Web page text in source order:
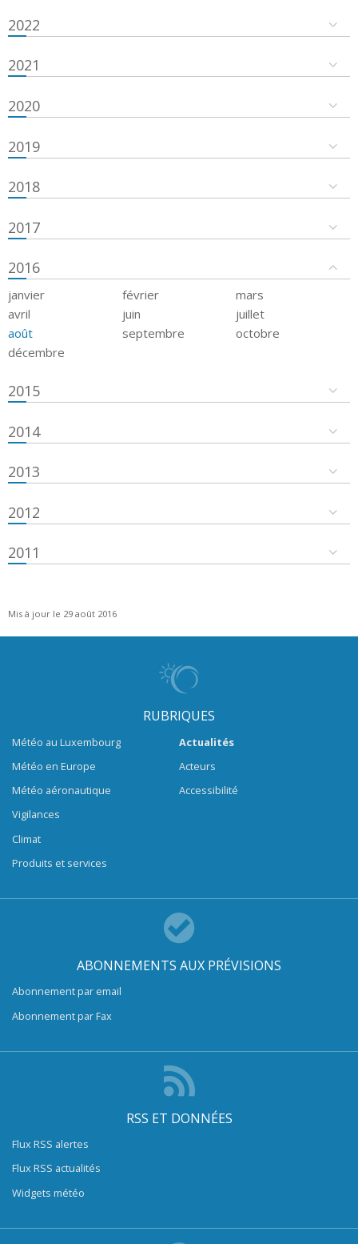
2022
2021
2020
2019
2018
2017
2016
janvier février
mars
avril
juin
juillet
août
septembre
octobre
décembre
2015
2014
2013
2012
2011
Mis à jour le 29 août 2016
RUBRIQUES
Météo au Luxembourg
Météo en Europe
Météo aéronautique
Vigilances
Climat
Produits et services
Actualités
Acteurs
Accessibilité
ABONNEMENTS AUX PRÉVISIONS
Abonnement par email
Abonnement par Fax
RSS ET DONNÉES
Flux RSS alertes
Flux RSS actualités
Widgets météo